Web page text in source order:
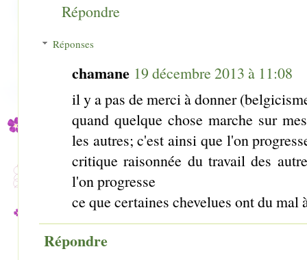
Répondre
Réponses
chamane 19 décembre 2013 à 11:08
il y a pas de merci à donner
quand quelque chose marche sur
les autres; c'est ainsi que l'on
critique raisonnée du travail des
l'on progresse
ce que certaines chevelues ont du mal
Répondre